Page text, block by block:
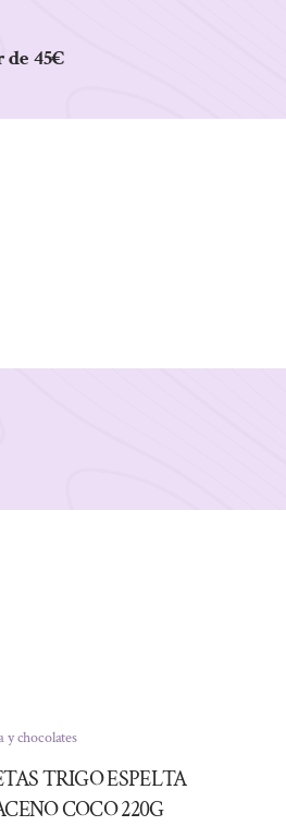
45€
y chocolates
TRIGO ESPELTA
COCO 220G